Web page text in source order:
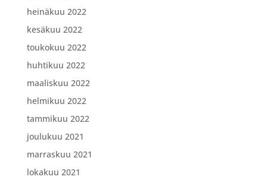
heinäkuu 2022
kesäkuu 2022
toukokuu 2022
huhtikuu 2022
maaliskuu 2022
helmikuu 2022
tammikuu 2022
joulukuu 2021
marraskuu 2021
lokakuu 2021